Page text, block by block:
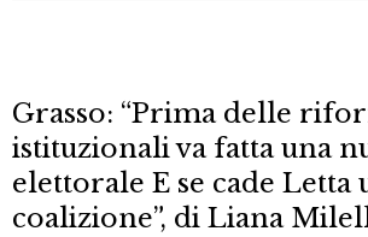
Grasso: “Prima delle
istituzionali va fatta una
elettorale E se cade Letta
coalizione”, di Liana